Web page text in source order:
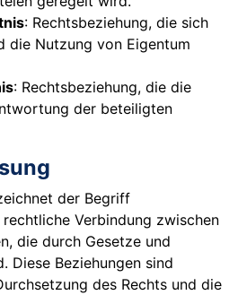
: Rechtsbeziehung, die sich
die Nutzung von Eigentum
: Rechtsbeziehung, die die
der beteiligten
der Begriff
Verbindung zwischen
die durch Gesetze und
Diese Beziehungen sind
des Rechts und die